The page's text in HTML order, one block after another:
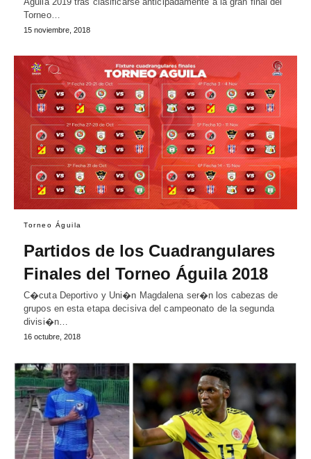
Torneo…
15 noviembre, 2018
Torneo Águila
Partidos de los Cuadrangulares
Finales del Torneo Águila 2018
C�cuta Deportivo y Uni�n Magdalena ser�n los cabezas de
grupos en esta etapa decisiva del campeonato de la segunda
divisi�n…
16 octubre, 2018